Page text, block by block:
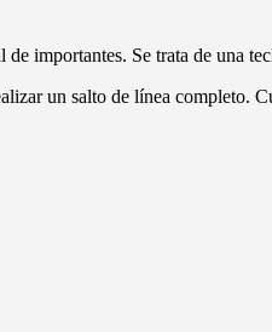
importantes. Se trata de una
un salto de línea completo.